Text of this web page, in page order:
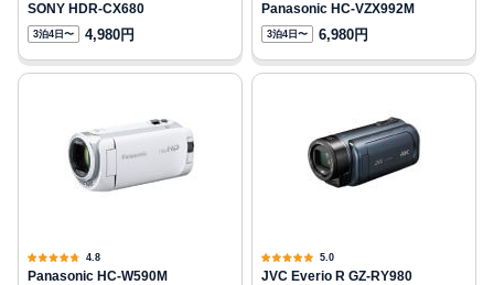
SONY HDR-CX680
3泊4日〜 4,980円
Panasonic HC-VZX992M
3泊4日〜 6,980円
4.8
Panasonic HC-W590M
5.0
JVC Everio R GZ-RY980